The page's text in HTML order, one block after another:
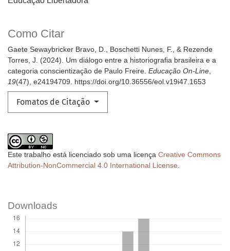
Como Citar
Gaete Sewaybricker Bravo, D., Boschetti Nunes, F., & Rezende
Torres, J. (2024). Um diálogo entre a historiografia brasileira e a
categoria conscientização de Paulo Freire. Educação On-Line,
19(47), e24194709. https://doi.org/10.36556/eol.v19i47.1653
Fomatos de Citação
Este trabalho está licenciado sob uma licença Creative Commons
Attribution-NonCommercial 4.0 International License.
Downloads